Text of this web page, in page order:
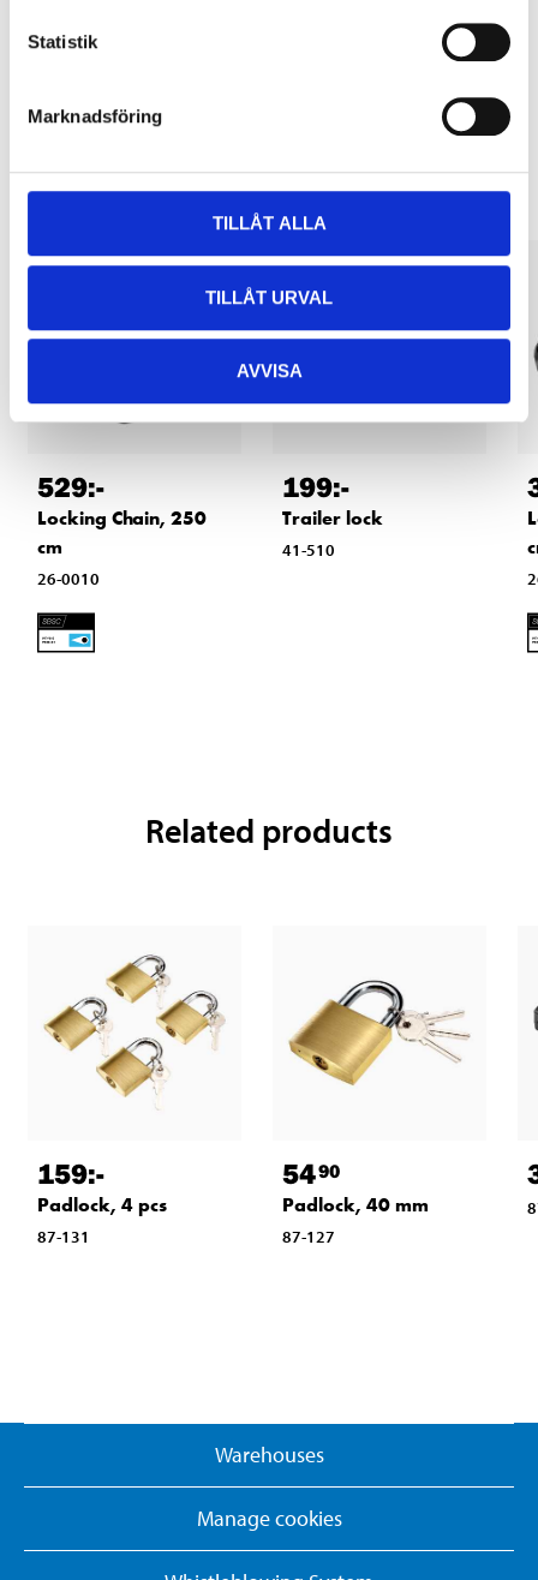
Statistik
Marknadsföring
TILLÅT ALLA
TILLÅT URVAL
AVVISA
Other customers also bought
529:-
Locking Chain, 250
cm
26-0010
199:-
Trailer lock
41-510
Related products
159:-
Padlock, 4 pcs
87-131
5490
Padlock, 40 mm
87-127
Warehouses
Manage cookies